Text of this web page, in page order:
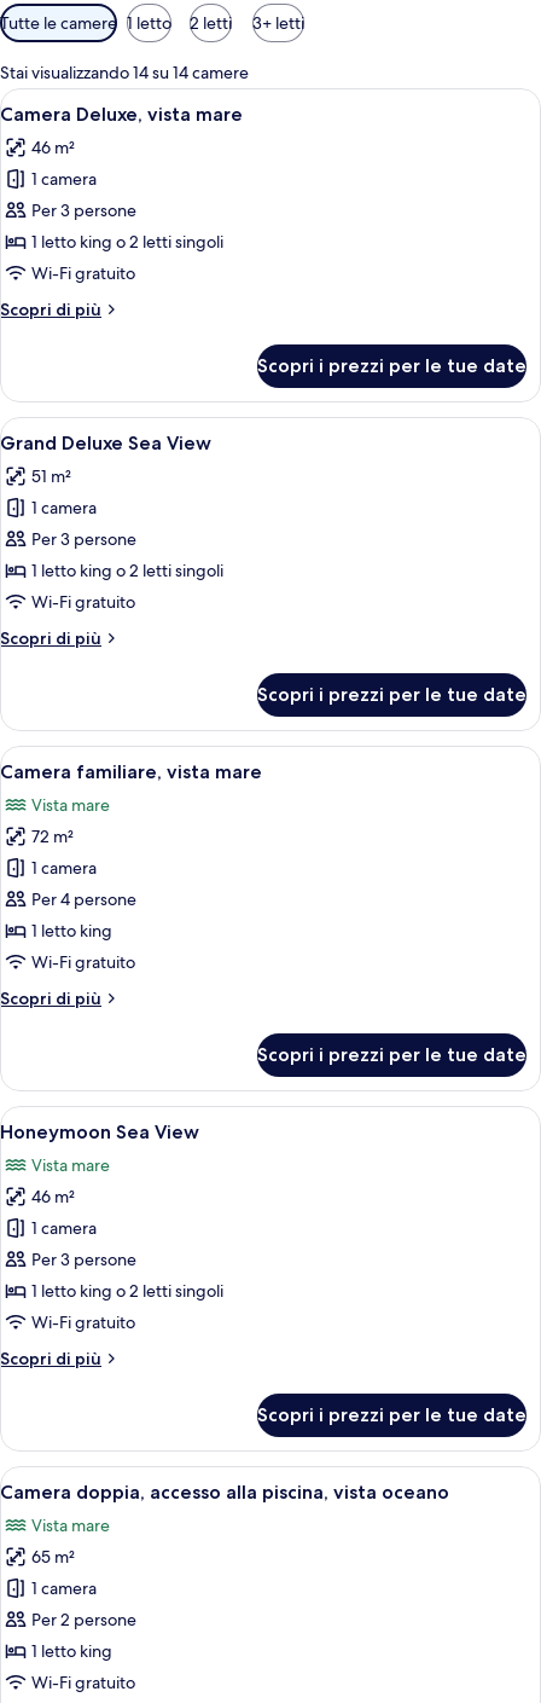
Filtri
disponibili
per
le
camere
Tutte le camere 1 letto 2 letti 3+ letti
Stai visualizzando 14 su 14 camere
Apri
tutte
le
foto
per
Camera
Deluxe,
mare
Una camera d'albergo moderna con
10
Camera Deluxe, vista mare
46 m²
1 camera
Per 3 persone
1 letto king o 2 letti singoli
Wi-Fi gratuito
Scopri di più
Altri
Deluxe,
vista
mare
Scopri i prezzi per le tue date
Apri
tutte
le
foto
per
Grand
Deluxe
View
Una camera d'albergo moderna con
6
Grand Deluxe Sea View
51 m²
1 camera
Per 3 persone
1 letto king o 2 letti singoli
Wi-Fi gratuito
Scopri di più
Altri
Deluxe
Sea
View
Scopri i prezzi per le tue date
Apri
tutte
le
foto
per
Camera
familiare,
vista
Una camera d'albergo moderna
12
Camera familiare, vista mare
Vista mare
72 m²
1 camera
Per 4 persone
1 letto king
Wi-Fi gratuito
Scopri di più
Altri
familiare,
vista
mare
Scopri i prezzi per le tue date
Apri
tutte
le
foto
per
Honeymoon
Sea
View
Camera d'albergo con un letto
6
Honeymoon Sea View
Vista mare
46 m²
1 camera
Per 3 persone
1 letto king o 2 letti singoli
Wi-Fi gratuito
Scopri di più
Altri
Sea
View
Scopri i prezzi per le tue date
Apri
tutte
le
foto
per
Camera
doppia,
accesso
Una moderna camera d'albergo con
17
Camera doppia, accesso alla piscina, vista oceano
Vista mare
65 m²
1 camera
Per 2 persone
1 letto king
Wi-Fi gratuito